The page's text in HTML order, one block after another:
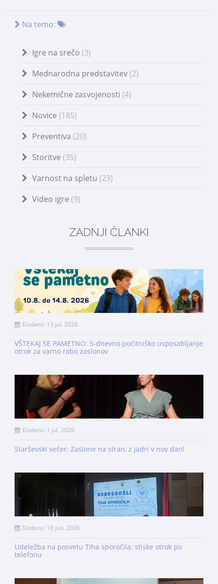
Na temo:
Igre na srečo (3)
Mednarodna predstavitev (2)
Nekemične zasvojenosti (4)
Novice (185)
Preventiva (20)
Storitve (35)
Varnost na spletu (23)
Video igre (9)
ZADNJI ČLANKI
Dodano: 13 jul. 2026
VŠTEKAJ SE PAMETNO: 5-dnevno počitniško usposabljanje
otrok za varno rabo zaslonov
Dodano: 1 jul. 2026
Starševski večer: Zaslone na stran, z jadri v nov dan!
Dodano: 18 jun. 2026
Udeležba na posvetu Tiha sporočila: stiske otrok po
telefonu